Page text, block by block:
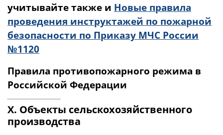
учитывайте также и Новые правила
проведения инструктажей по пожарной
безопасности по Приказу МЧС России
№1120
Правила противопожарного режима в
Российской Федерации
X. Объекты сельскохозяйственного
производства